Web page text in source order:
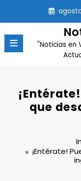
contenido
"Noticias en
que
¡Entérate!